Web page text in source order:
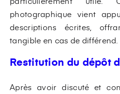
photographique vient
descriptions écrites,
tangible en cas de différend.
Restitution du dépôt
Après avoir discuté et